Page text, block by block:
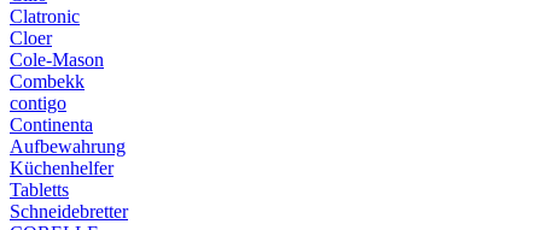
Clatronic
Cloer
Cole-Mason
Combekk
contigo
Continenta
Aufbewahrung
Küchenhelfer
Tabletts
Schneidebretter